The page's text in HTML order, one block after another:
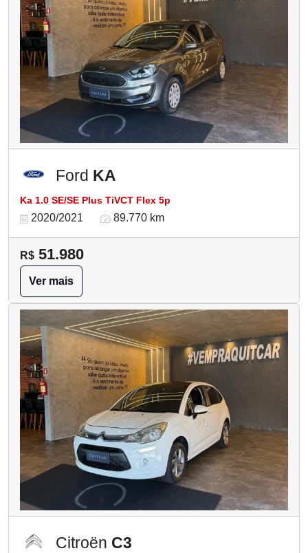
Ford KA
Ka 1.0 SE/SE Plus TiVCT Flex 5p
2020/2021 89.770 km
R$ 51.980
Ver mais
Citroën C3